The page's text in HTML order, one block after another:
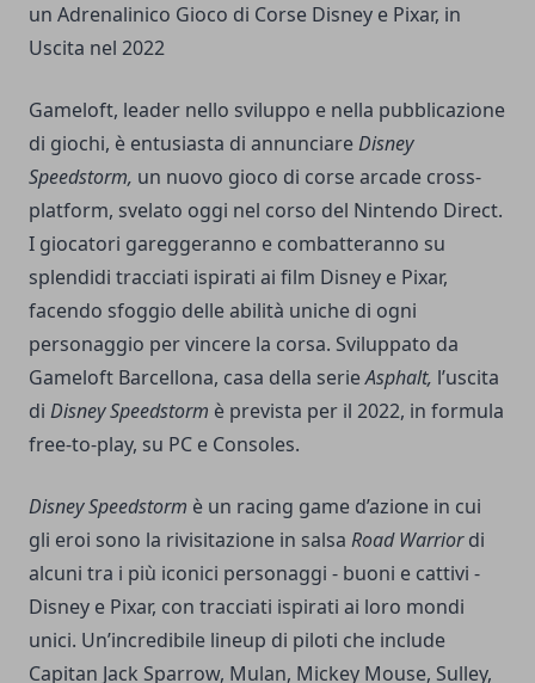
un Adrenalinico Gioco di Corse Disney e Pixar, in
Uscita nel 2022
Gameloft, leader nello sviluppo e nella pubblicazione
di giochi, è entusiasta di annunciareDisney
Speedstorm, un nuovo gioco di corse arcade cross-
platform, svelato oggi nel corso del Nintendo Direct.
I giocatori gareggeranno e combatteranno su
splendidi tracciati ispirati ai film Disney e Pixar,
facendo sfoggio delle abilità uniche di ogni
personaggio per vincere la corsa. Sviluppato da
Gameloft Barcellona, casa della serieAsphalt, l’uscita
di Disney Speedstorm è prevista per il 2022, in formula
free-to-play, su PC e Consoles.
Disney Speedstorm è un racing game d’azione in cui
gli eroi sono la rivisitazione in salsa Road Warriordi
alcuni tra i più iconici personaggi - buoni e cattivi -
Disney e Pixar, con tracciati ispirati ai loro mondi
unici. Un’incredibile lineup di piloti che include
Capitan Jack Sparrow, Mulan, Mickey Mouse, Sulley,